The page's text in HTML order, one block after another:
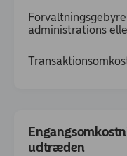
administrations
udtræden